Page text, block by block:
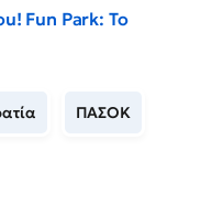
Fun Park: Το
ΠΑΣΟΚ